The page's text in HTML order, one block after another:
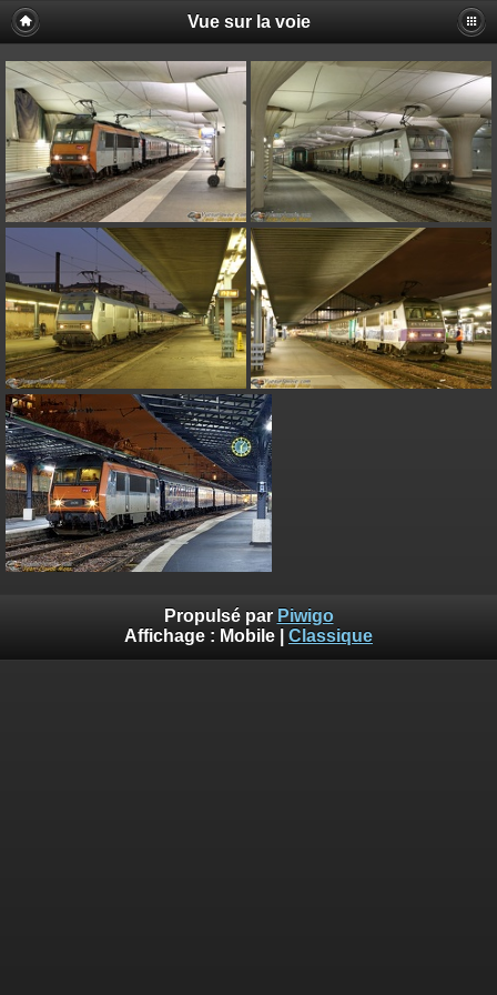
Vue sur la voie
Propulsé par Piwigo
Affichage : Mobile Classique